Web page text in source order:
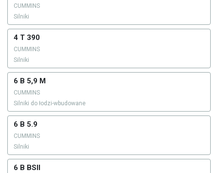
CUMMINS
Silniki
4 T 390
CUMMINS
Silniki
6 B 5,9 M
CUMMINS
Silniki do łodzi-wbudowane
6 B 5.9
CUMMINS
Silniki
6 B BSII